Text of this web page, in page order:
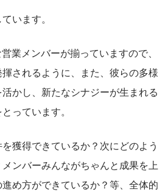
います。
業メンバーが揃っていますので、
されるように、また、彼らの多様
かし、新たなシナジーが生まれる
っています。
獲得できているか？次にどのよう
ンバーみんながちゃんと成果を上
め方ができているか？等、全体的